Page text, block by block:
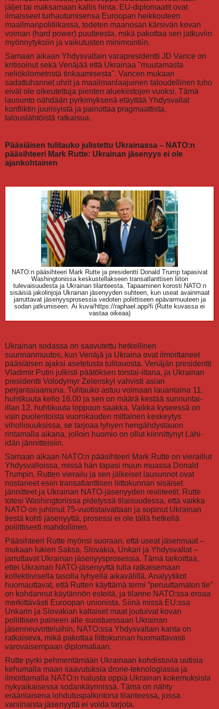
jäljet tai maksamaan kallis hinta. EU-diplomaatit ovat
ilmaisseet turhautumisensa Euroopan heikkouteen
maailmanpolitiikassa, todeten maanosan kärsivän kovan
voiman (hard power) puutteesta, mikä pakottaa sen jatkuviin
myönnytyksiin ja vaikutusten minimointiin.
Samaan aikaan Yhdysvaltain varapresidentti JD Vance on
kritisoinut sekä Venäjää että Ukrainaa "muutamasta
neliökilometristä tinkaamisesta". Vancen mukaan
sadattuhannet uhrit ja maailmanlaajuinen taloudellinen tuho
eivät ole oikeutettuja pienten aluekiistojen vuoksi. Tämä
lausunto nähdään pyrkimyksenä etäyttää Yhdysvallat
konfliktin juurisyistä ja painottaa pragmaattista,
talouslähtöistä ratkaisua.
Pääsiäisen tulitauko julistettu Ukrainassa – NATO:n
pääsihteeri Mark Rutte: Ukrainan jäsenyys ei ole
ajankohtainen
NATO:n pääsihteeri Mark Rutte ja presidentti Donald Trump tapasivat
Washingtonissa keskustellakseen transatlanttisen liiton
tulevaisuudesta ja Ukrainan tilanteesta. Tapaaminen korosti NATO:n
sisäisiä jakolinjoja Ukrainan jäsenyyden suhteen, kun useat avainmaat
jarruttavat jäsenyysprosessia vedoten poliittiseen epävarmuuteen ja
sodan jatkumiseen. Ai kuva/https://raphael.app/fi (Rutte kuvassa ei
vastaa oikeaa)
Ukrainan sodassa on saavutettu hetkellinen
suunnanmuutos, kun Venäjä ja Ukraina ovat ilmoittaneet
pääsiäisen ajaksi asetetusta tulitauosta. Venäjän presidentti
Vladimir Putin julkisti päätöksen torstai-iltana, ja Ukrainan
presidentti Volodymyr Zelenskyi vahvisti asian
perjantaiaamuna. Tulitauko astuu voimaan lauantaina 11.
huhtikuuta kello 16.00 ja sen on määrä kestää sunnuntai-
illan 12. huhtikuuta loppuun saakka. Vaikka kyseessä on
vain puolentoista vuorokauden mittainen keskeytys
vihollisuuksissa, se tarjoaa lyhyen hengähdystauon
rintamalla aikana, jolloin huomio on ollut kiinnittynyt Lähi-
idän jännitteisiin.
Samaan aikaan NATO:n pääsihteeri Mark Rutte on vieraillut
Yhdysvalloissa, missä hän tapasi muun muassa Donald
Trumpin. Rutten vierailu ja sen jälkeiset lausunnot ovat
nostaneet esiin transatlanttisen liittokunnan sisäiset
jännitteet ja Ukrainan NATO-jäsenyyden realiteetit. Rutte
totesi Washingtonissa pidetyssä tilaisuudessa, että vaikka
NATO on juhlinut 75-vuotistaivaltaan ja sopinut Ukrainan
tiestä kohti jäsenyyttä, prosessi ei ole tällä hetkellä
poliittisesti mahdollinen.
Pääsihteeri Rutte myönsi suoraan, että useat jäsenmaat –
mukaan lukien Saksa, Slovakia, Unkari ja Yhdysvallat –
jarruttavat Ukrainan jäsenyysprosessia. Tämä tarkoittaa,
ettei Ukrainan NATO-jäsenyyttä tulla ratkaisemaan
kollektiivisella tasolla lyhyellä aikavälillä. Analyytikot
huomauttavat, että Rutten käyttämä termi ”peruuttamaton tie”
on kohdannut käytännön esteitä, ja tilanne NATO:ssa eroaa
merkittävästi Euroopan unionista. Siinä missä EU:ssa
Unkarin ja Slovakian kaltaiset maat joutuivat kovan
poliittisen paineen alle suostuessaan Ukrainan
jäsenneuvotteluihin, NATO:ssa Yhdysvaltain kanta on
ratkaiseva, mikä pakottaa liittokunnan huomattavasti
varovaisempaan diplomatiaan.
Rutte pyrki pehmentämään Ukrainaan kohdistuvia uutisia
kehumalla maan saavutuksia drone-teknologiassa ja
ilmoittamalla NATO:n halusta oppia Ukrainan kokemuksista
nykyaikaisessa sodankäynnissä. Tämä on nähty
eräänlaisena lohdutuspalkintona tilanteessa, jossa
varsinaista jäsenyyttä ei voida tarjota.